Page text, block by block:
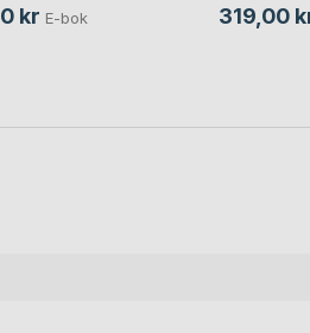
kr E-bok 319,00